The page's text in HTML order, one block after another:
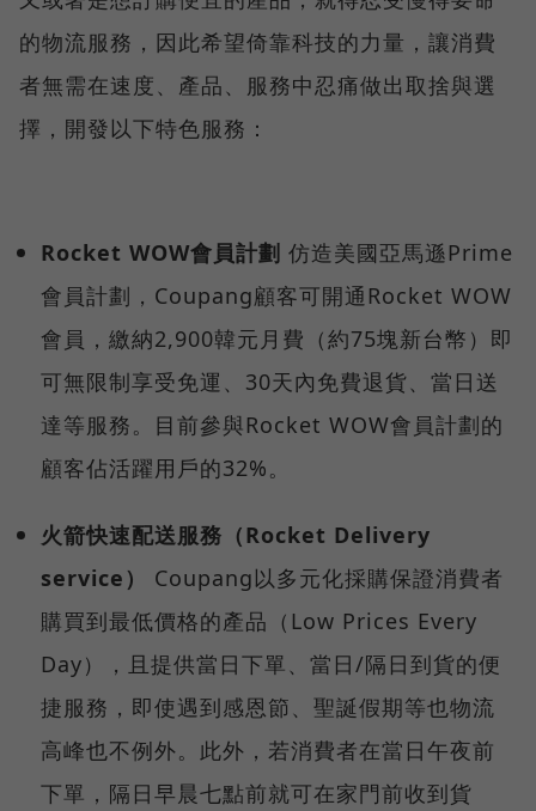
的物流服務，因此希望倚靠科技的力量，讓消費
者無需在速度、產品、服務中忍痛做出取捨與選
擇，開發以下特色服務：
Rocket WOW會員計劃 仿造美國亞馬遜Prime
會員計劃，Coupang顧客可開通Rocket WOW
會員，繳納2,900韓元月費（約75塊新台幣）即
可無限制享受免運、30天內免費退貨、當日送
達等服務。目前參與Rocket WOW會員計劃的
顧客佔活躍用戶的32%。
火箭快速配送服務（Rocket Delivery
service）
Coupang以多元化採購保證消費者
購買到最低價格的產品（Low Prices Every
Day），且提供當日下單、當日/隔日到貨的便
捷服務，即使遇到感恩節、聖誕假期等也物流
高峰也不例外。此外，若消費者在當日午夜前
下單，隔日早晨七點前就可在家門前收到貨